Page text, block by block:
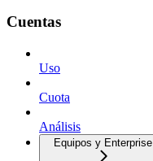
Cuentas
Uso
Cuota
Análisis
Equipos y Enterprise